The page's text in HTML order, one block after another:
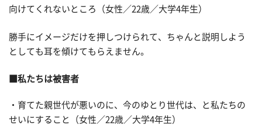
向けてくれないところ（女性／22歳／大学4年生）
勝手にイメージだけを押しつけられて、ちゃんと説明しよう
としても耳を傾けてもらえません。
■私たちは被害者
・育てた親世代が悪いのに、今のゆとり世代は、と私たちの
せいにすること（女性／22歳／大学4年生）